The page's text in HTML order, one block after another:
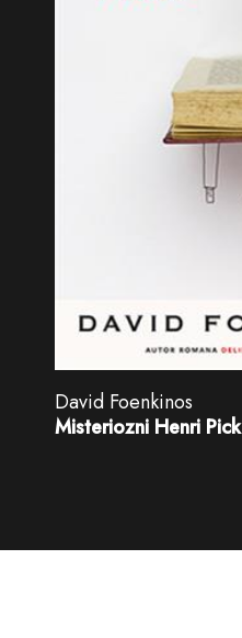
David Foenkinos
Misteriozni Henri Pick